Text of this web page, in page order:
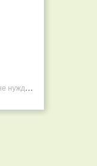
Горжусь тем, что моя семья круглый год не нуждается в покупных витаминах